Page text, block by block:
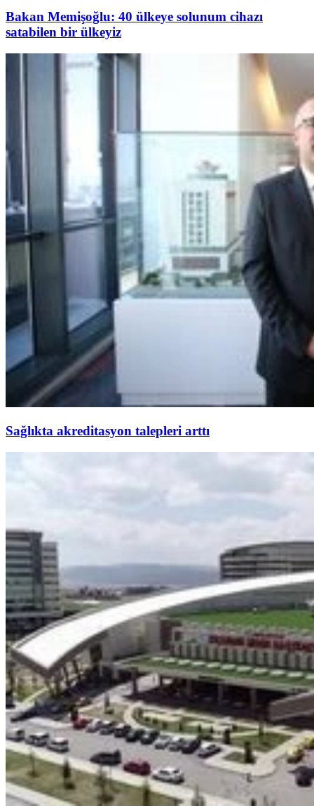
Bakan Memişoğlu: 40 ülkeye solunum cihazı
satabilen bir ülkeyiz
Sağlıkta akreditasyon talepleri arttı